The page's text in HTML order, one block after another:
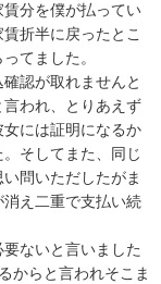
分を僕が払ってい
折半に戻ったとこ
てました。
認が取れませんと
われ、とりあえず
には証明になるか
そしてまた、同じ
問いただしたがま
え二重で支払い続
ないと言いました
からと言われそこま